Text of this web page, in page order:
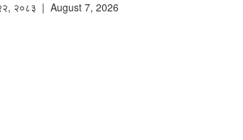
, २०८३ | August 7, 2026